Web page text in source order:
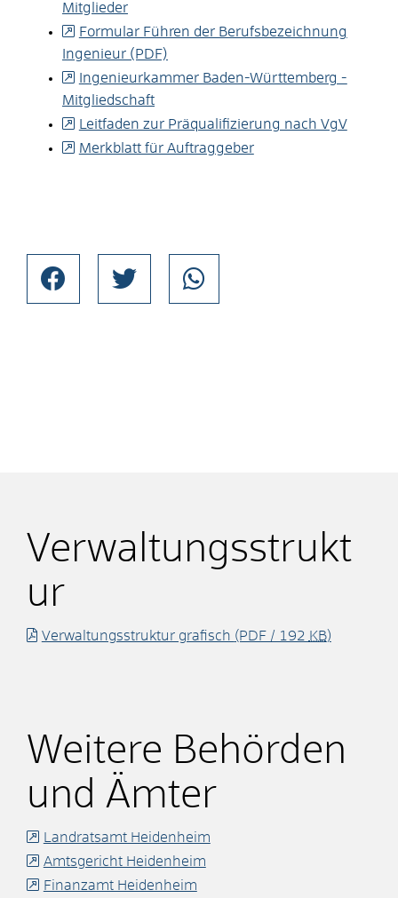
Mitglieder
Formular Führen der Berufsbezeichnung
Ingenieur (PDF)
Ingenieurkammer Baden-Württemberg -
Mitgliedschaft
Leitfaden zur Präqualifizierung nach VgV
Merkblatt für Auftraggeber
Verwaltungsstrukt
ur
Verwaltungsstruktur grafisch (PDF / 192 KB)
Weitere Behörden
und Ämter
Landratsamt Heidenheim
Amtsgericht Heidenheim
Finanzamt Heidenheim